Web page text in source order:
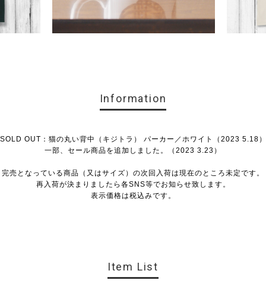
Information
SOLD OUT：猫の丸い背中（キジトラ） パーカー／ホワイト（2023 5.18）
一部、セール商品を追加しました。（2023 3.23）
完売となっている商品（又はサイズ）の次回入荷は現在のところ未定です。
再入荷が決まりましたら各SNS等でお知らせ致します。
表示価格は税込みです。
Item List